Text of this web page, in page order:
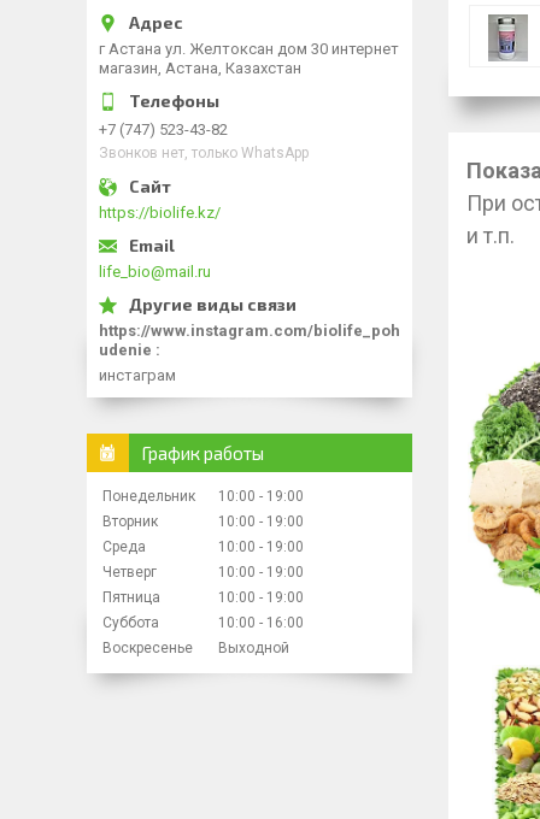
При
и т.п.
г Астана ул. Желтоксан дом 30 интернет
магазин, Астана, Казахстан
+7 (747) 523-43-82
Звонков нет, только WhatsApp
https://biolife.kz/
life_bio@mail.ru
https://www.instagram.com/biolife_poh
udenie
инстаграм
График работы
Понедельник 10:00
19:00
Вторник
10:00
19:00
Среда
10:00
19:00
Четверг
10:00
19:00
Пятница
10:00
19:00
Суббота
10:00
16:00
Воскресенье
Выходной